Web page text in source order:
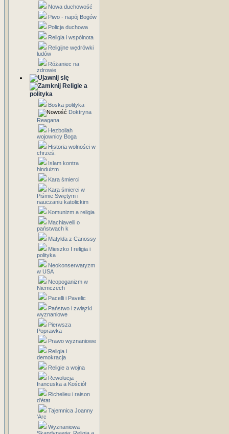
Nowa duchowość
Piwo - napój Bogów
Policja duchowa
Religia i wspólnota
Religijne wędrówki
ludów
Różaniec na
zdrowie
Religie a
polityka
Boska polityka
Doktryna
Reagana
Hezbollah
wojownicy Boga
Historia wolności w
chrześ.
Islam kontra
hinduizm
Kara śmierci
Kara śmierci w
Piśmie Świętym i
nauczaniu katolickim
Komunizm a religia
Machiavelli o
państwach k
Matylda z Canossy
Mieszko I religia i
polityka
Neokonserwatyzm
w USA
Neopoganizm w
Niemczech
Pacelli i Pavelic
Państwo i związki
wyznaniowe
Pierwsza
Poprawka
Prawo wyznaniowe
Religia i
demokracja
Religie a wojna
Rewolucja
francuska a Kościół
Richelieu i raison
d'état
Tajemnica Joanny
'Arc
Wyznaniowa